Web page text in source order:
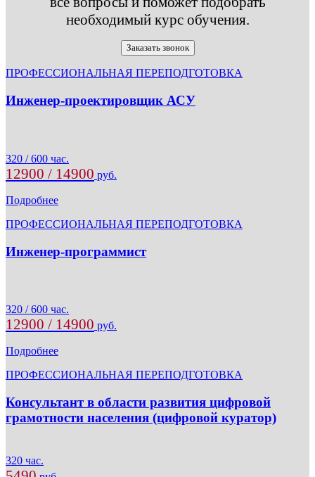
необходимый курс обучения.
Заказать звонок
ПРОФЕССИОНАЛЬНАЯ ПЕРЕПОДГОТОВКА
Инженер-проектировщик АСУ
320 / 600 час.
12900 / 14900 руб.
Подробнее
ПРОФЕССИОНАЛЬНАЯ ПЕРЕПОДГОТОВКА
Инженер-программист
320 / 600 час.
12900 / 14900 руб.
Подробнее
ПРОФЕССИОНАЛЬНАЯ ПЕРЕПОДГОТОВКА
Консультант в области развития цифровой
грамотности населения (цифровой куратор)
320 час.